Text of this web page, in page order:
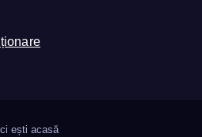
ești acasă